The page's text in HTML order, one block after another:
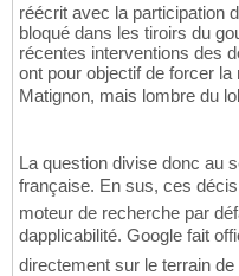
réécrit avec la participation
bloqué dans les tiroirs du
récentes interventions des
ont pour objectif de forcer
Matignon, mais lombre du
La question divise donc au
française. En sus, ces
moteur de recherche par
dapplicabilité. Google fait
directement sur le terrain de